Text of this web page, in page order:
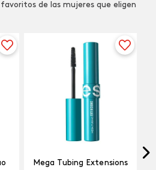
de las mujeres que eligen
Mega Tubing Extensions